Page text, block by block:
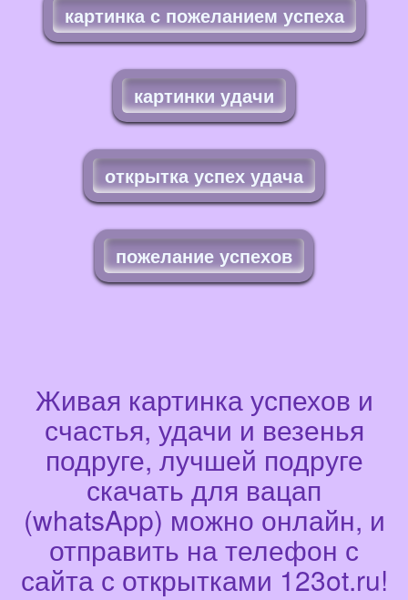
картинка с пожеланием успеха
картинки удачи
открытка успех удача
пожелание успехов
Живая картинка успехов и
счастья, удачи и везенья
подруге, лучшей подруге
скачать для вацап
(whatsApp) можно онлайн, и
отправить на телефон с
сайта с открытками 123ot.ru!